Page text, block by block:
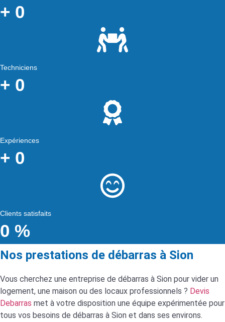
+ 0
Techniciens
+ 0
Expériences
+ 0
Clients satisfaits
0 %
Nos prestations de débarras à Sion
Vous cherchez une entreprise de débarras à Sion pour vider un
logement, une maison ou des locaux professionnels ? Devis
Debarras met à votre disposition une équipe expérimentée pour
tous vos besoins de débarras à Sion et dans ses environs.